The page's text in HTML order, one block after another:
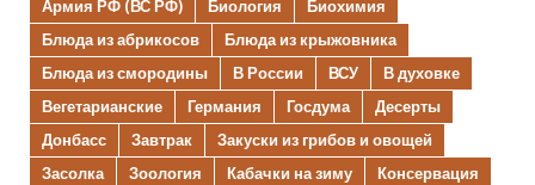
Армия РФ (ВС РФ) Биология
Биохимия
Блюда из абрикосов
Блюда из крыжовника
Блюда из смородины
В России ВСУ
В духовке
Вегетарианские
Германия Госдума
Десерты
Донбасс
Завтрак
Закуски из грибов и овощей
Засолка
Зоология Кабачки на зиму
Консервация